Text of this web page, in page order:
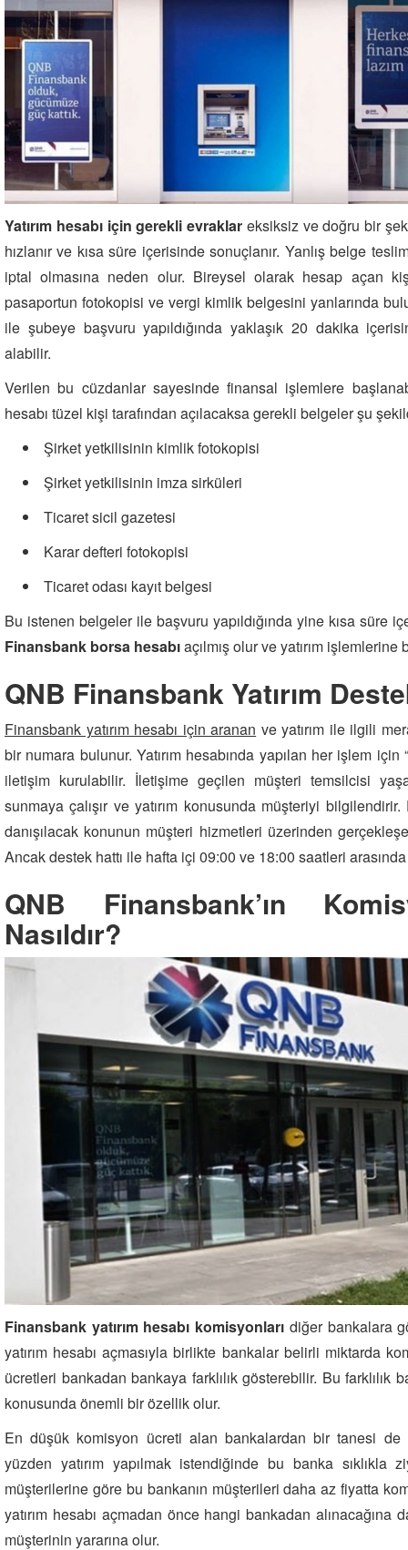
Yatırım hesabı için gerekli evraklar eksiksiz ve doğru bir
hızlanır ve kısa süre içerisinde sonuçlanır. Yanlış belge
iptal olmasına neden olur. Bireysel olarak hesap açan
pasaportun fotokopisi ve vergi kimlik belgesini yanlarında
ile şubeye başvuru yapıldığında yaklaşık 20 dakika
alabilir.
Verilen bu cüzdanlar sayesinde finansal işlemlere
hesabı tüzel kişi tarafından açılacaksa gerekli belgeler şu
Şirket yetkilisinin kimlik fotokopisi
Şirket yetkilisinin imza sirküleri
Ticaret sicil gazetesi
Karar defteri fotokopisi
Ticaret odası kayıt belgesi
Bu istenen belgeler ile başvuru yapıldığında yine kısa süre
Finansbank borsa hesabıaçılmış olur ve yatırım işlemlerine
QNB Finansbank Yatırım
Finansbank yatırım hesabı için aranan ve yatırım ile ilgili
bir numara bulunur. Yatırım hesabında yapılan her işlem
iletişim kurulabilir. İletişime geçilen müşteri temsilcisi
sunmaya çalışır ve yatırım konusunda müşteriyi
danışılacak konunun müşteri hizmetleri üzerinden
Ancak destek hattı ile hafta içi 09:00 ve 18:00 saatleri
QNB Finansbank’ın
Nasıldır?
Finansbank yatırım hesabı komisyonları diğer bankalara
yatırım hesabı açmasıyla birlikte bankalar belirli miktarda
ücretleri bankadan bankaya farklılık gösterebilir. Bu farklılık
konusunda önemli bir özellik olur.
En düşük komisyon ücreti alan bankalardan bir tanesi
yüzden yatırım yapılmak istendiğinde bu banka sıklıkla
müşterilerine göre bu bankanın müşterileri daha az fiyatta
yatırım hesabı açmadan önce hangi bankadan alınacağına
müşterinin yararına olur.